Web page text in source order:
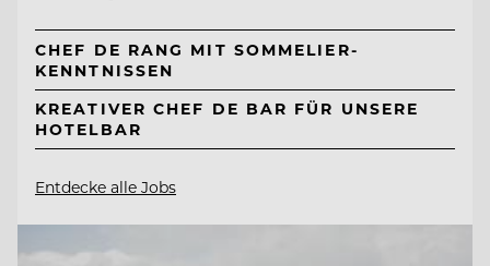
CHEF DE RANG MIT SOMMELIER-
KENNTNISSEN
KREATIVER CHEF DE BAR FÜR UNSERE
HOTELBAR
Entdecke alle Jobs